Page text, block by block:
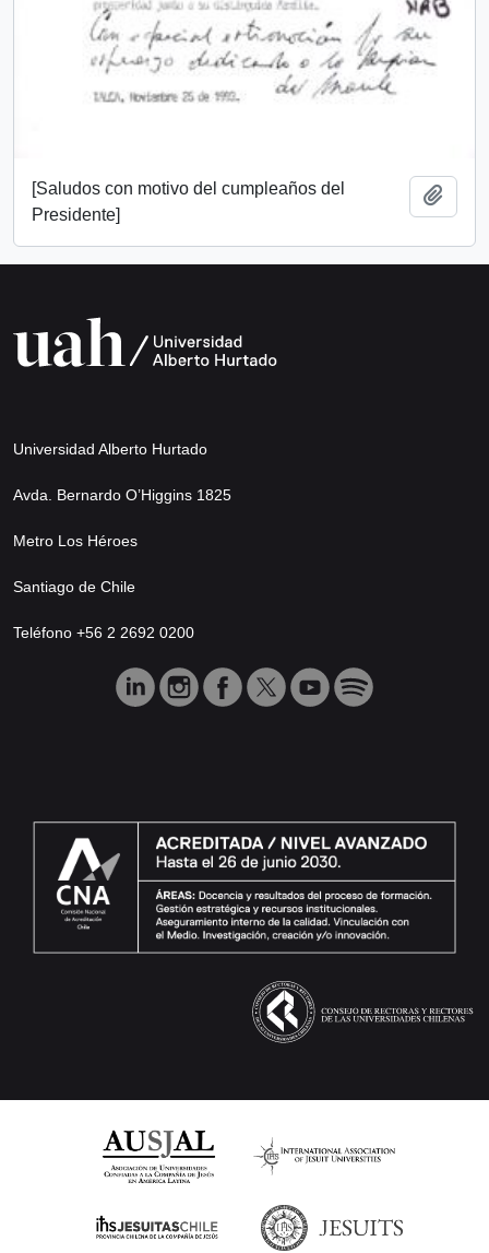
[Saludos con motivo del cumpleaños del
Presidente]
Universidad Alberto Hurtado
Avda. Bernardo O’Higgins 1825
Metro Los Héroes
Santiago de Chile
Teléfono +56 2 2692 0200